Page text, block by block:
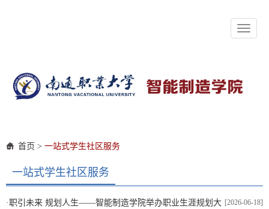
Toggle
首页 > 一站式学生社区服务
一站式学生社区服务
[2026-06-18]
·职引未来 规划人生——智能制造学院举办职业生涯规划大